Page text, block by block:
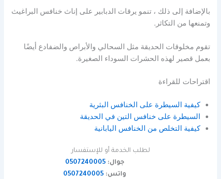
بالإضافة إلى ذلك ، تنمو يرقات الدبابير على إناث خنافس البراغيث
وتمنعها من التكاثر.
تقوم مخلوقات الحديقة مثل السحالي والأبراص والضفادع أيضًا
بعمل قصير لهذه الحشرات السوداء الصغيرة.
اقتراحات للقراءة
كيفية السيطرة على الخنافس البثرية
السيطرة على خنافس التين في الحديقة
كيفية التخلص من الخنافس اليابانية
لطلب الخدمة أو للإستفسار
جوال: 0507240005
واتس: 0507240005